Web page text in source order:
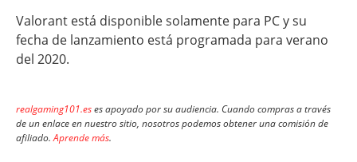
Valorant está disponible solamente para PC y su
fecha de lanzamiento está programada para verano
del 2020.
realgaming101.eses apoyado por su audiencia. Cuando compras a través
de un enlace en nuestro sitio, nosotros podemos obtener una comisión de
afiliado.Aprende más.